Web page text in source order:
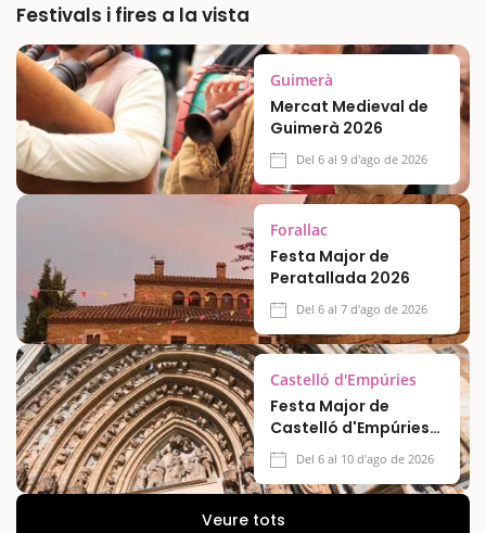
Festivals i fires a la vista
Guimerà
Mercat Medieval de
Guimerà 2026
Del 6 al 9 d'ago de 2026
Forallac
Festa Major de
Peratallada 2026
Del 6 al 7 d'ago de 2026
Castelló d'Empúries
Festa Major de
Castelló d'Empúries
2026Del 6 al 10 d'ago de 2026
Veure tots